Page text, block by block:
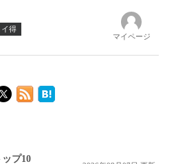
得
マイページ
プ10